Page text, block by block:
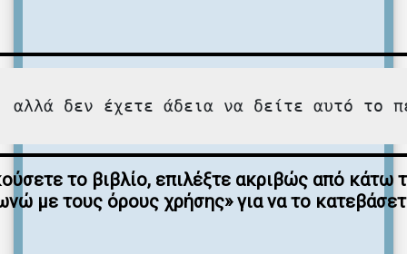
αλλά δεν έχετε άδεια να δείτε αυτό το
το βιβλίο, επιλέξτε ακριβώς από κάτω
με τους όρους χρήσης» για να το